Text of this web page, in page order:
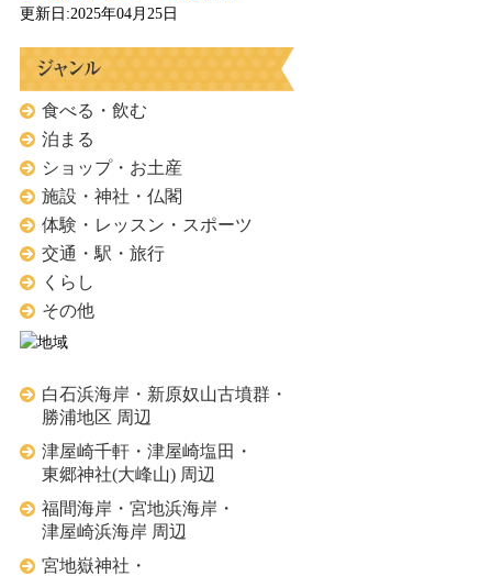
更新日:2025年04月25日
食べる・飲む
泊まる
ショップ・お土産
施設・神社・仏閣
体験・レッスン・スポーツ
交通・駅・旅行
くらし
その他
白石浜海岸・新原奴山古墳群・
勝浦地区 周辺
津屋崎千軒・津屋崎塩田・
東郷神社(大峰山) 周辺
福間海岸・宮地浜海岸・
津屋崎浜海岸 周辺
宮地嶽神社・